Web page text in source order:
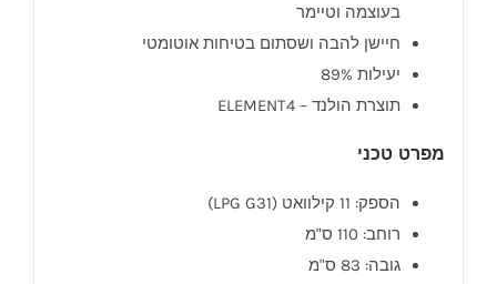
בעוצמה וטיימר
חיישן להבה ושסתום בטיחות אוטומטי
יעילות 89%
תוצרת הולנד – ELEMENT4
מפרט טכני
הספק: 11 קילוואט (LPG G31)
רוחב: 110 ס"מ
גובה: 83 ס"מ